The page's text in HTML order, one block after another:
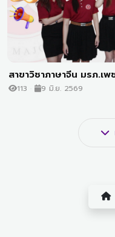
สาขาวิชาภาษาจีน มรภ.เ
113 9 มิ.ย. 2569